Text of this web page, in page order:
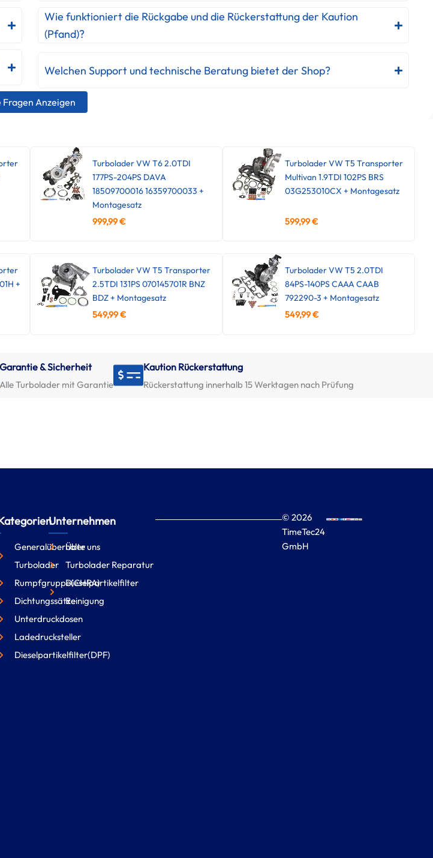
Wie funktioniert die Rückgabe und die Rückerstattung der Kaution
(Pfand)?
Welchen Support und technische Beratung bietet der Shop?
Fragen Anzeigen
Turbolader VW T6 2.0TDI
177PS-204PS DAVA
18509700016 16359700033 +
Montagesatz
999,99€
Turbolader VW T5 Transporter
Multivan 1.9TDI 102PS BRS
03G253010CX + Montagesatz
599,99€
+
Turbolader VW T5 Transporter
2.5TDI 131PS 070145701R BNZ
BDZ + Montagesatz
549,99€
Turbolader VW T5 2.0TDI
84PS-140PS CAAA CAAB
792290-3 + Montagesatz
549,99€
Garantie & Sicherheit
Alle Turbolader mit Garantie
Kaution Rückerstattung
Rückerstattung innerhalb 15 Werktagen nach Prüfung
Generalüberholte
Turbolader
Rumpfgruppe(CHRA)
Dichtungssätze
Unterdruckdosen
Ladedrucksteller
Dieselpartikelfilter(DPF)
Unternehmen
Über uns
Turbolader Reparatur
Dieselpartikelfilter
Reinigung
© 2026
TimeTec24
GmbH